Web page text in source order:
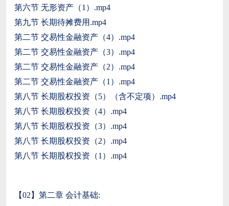
第六节 无形资产（1）.mp4
第九节 长期待摊费用.mp4
第二节 交易性金融资产（4）.mp4
第二节 交易性金融资产（3）.mp4
第二节 交易性金融资产（2）.mp4
第二节 交易性金融资产（1）.mp4
第八节 长期股权投资（5）（含不定项）.mp4
第八节 长期股权投资（4）.mp4
第八节 长期股权投资（3）.mp4
第八节 长期股权投资（2）.mp4
第八节 长期股权投资（1）.mp4
【02】第二章 会计基础: